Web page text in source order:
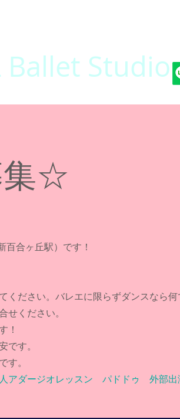
Ballet Studio
集☆
百合ヶ丘駅）です！
ださい。バレエに限らずダンスなら何
せください。
！
です。
す。
ダージオレッスン パドドゥ 外部出